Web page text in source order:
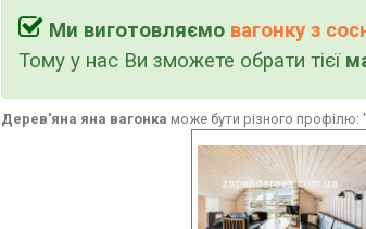
Ми виготовляємо вагонку з
Тому у нас Ви зможете обрати тієї
Дерев'яна яна вагонка може бути різного профілю: "